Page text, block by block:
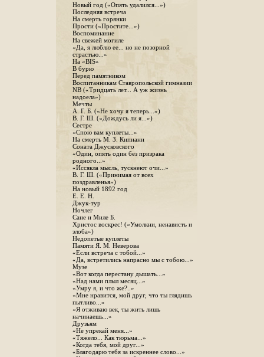
Новый год («Опять удалился...»)
Последняя встреча
На смерть горянки
Прости («Простите...»)
Воспоминание
На свежей могиле
«Да, я люблю ее... но не позорной
страстью...»
На «BIS»
В бурю
Перед памятником
Воспитанникам Ставропольской гимназии
NB («Тридцать лет... А уж жизнь
надоела»)
Мечты
А. Г. Б. («Не хочу я теперь...»)
В. Г. Ш. («Дождусь ли я...»)
Сестре
«Спою вам куплеты...»
На смерть М. З. Кипиани
Соната Джусковского
«Один, опять один без призрака
родного...»
«Иссякла мысль, тускнеют очи...»
В. Г. Ш. («Принимая от всех
поздравленья»)
На новый 1892 год
Е. Е. Н.
Джук-тур
Ночлег
Сане и Миле Б.
Христос воскрес! («Умолкни, ненависть и
злоба»)
Недопетые куплеты
Памяти Я. М. Неверова
«Если встреча с тобой...»
«Да, встретились напрасно мы с тобою...»
Музе
«Вот когда перестану дышать...»
«Над нами плыл месяц...»
«Умру я, и что же?..»
«Мне нравится, мой друг, что ты глядишь
пытливо...»
«Я отживаю век, ты жить лишь
начинаешь...»
Друзьям
«Не упрекай меня...»
«Тяжело... Как тюрьма...»
«Когда тебя, мой друг...»
«Благодарю тебя за искреннее слово...»